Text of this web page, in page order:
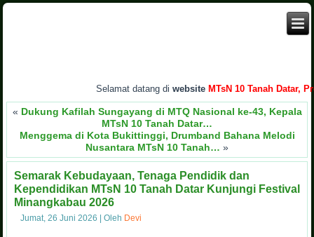
Selamat datang di website MTsN 10 Tanah Datar,
« Dukung Kafilah Sungayang di MTQ Nasional ke-43, Kepala
MTsN 10 Tanah Datar…
Menggema di Kota Bukittinggi, Drumband Bahana Melodi
Nusantara MTsN 10 Tanah… »
Semarak Kebudayaan, Tenaga Pendidik dan
Kependidikan MTsN 10 Tanah Datar Kunjungi Festival
Minangkabau 2026
Jumat, 26 Juni 2026 |Oleh Devi